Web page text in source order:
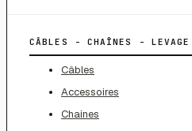
CÂBLES - CHAÎNES - LEVAGE
Câbles
Accessoires
Chaines